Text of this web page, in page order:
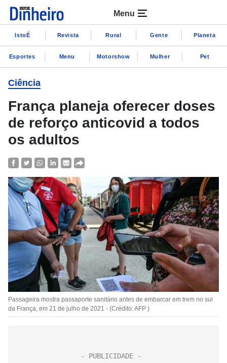
Menu
IstoÉ Revista Rural Gente Planeta
Esportes Menu Motorshow Mulher Pet
Ciência
França planeja oferecer doses
de reforço anticovid a todos
os adultos
Passageira mostra passaporte sanitário antes de embarcar em trem no sul
da França, em 21 de julho de 2021 - (Crédito: AFP )